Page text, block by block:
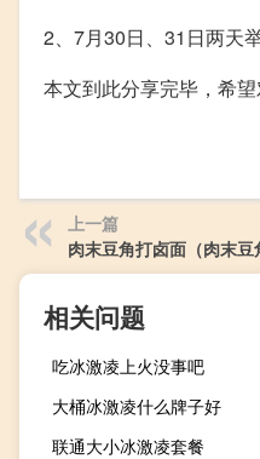
2、7月30日、31日两天
本文到此分享完毕，希望
上一篇
肉末豆角打卤面（肉末豆
相关问题
吃冰激凌上火没事吧
大桶冰激凌什么牌子好
联通大小冰激凌套餐